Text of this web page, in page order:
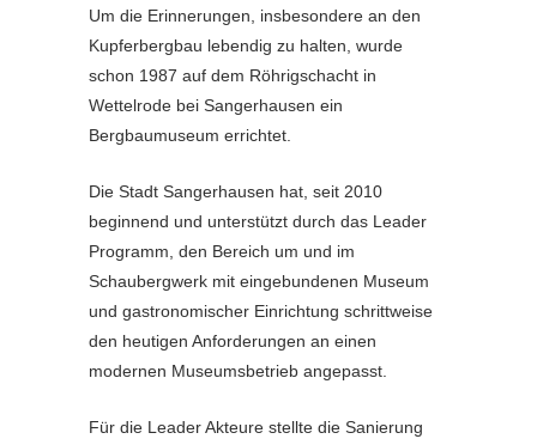
Um die Erinnerungen, insbesondere an den
Kupferbergbau lebendig zu halten, wurde
schon 1987 auf dem Röhrigschacht in
Wettelrode bei Sangerhausen ein
Bergbaumuseum errichtet.
Die Stadt Sangerhausen hat, seit 2010
beginnend und unterstützt durch das Leader
Programm, den Bereich um und im
Schaubergwerk mit eingebundenen Museum
und gastronomischer Einrichtung schrittweise
den heutigen Anforderungen an einen
modernen Museumsbetrieb angepasst.
Für die Leader Akteure stellte die Sanierung